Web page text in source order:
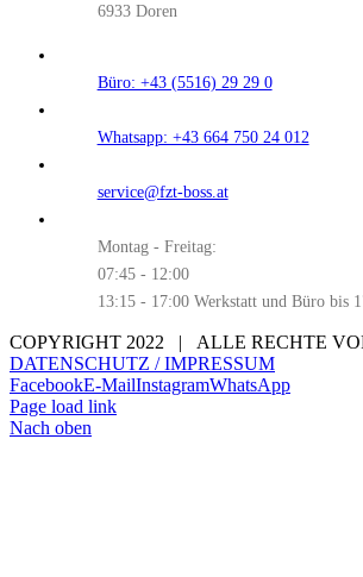
6933 Doren
Büro: +43 (5516) 29 29 0
Whatsapp: +43 664 750 24 012
service@fzt-boss.at
Montag - Freitag:
07:45 - 12:00
13:15 - 17:00 Werkstatt und Büro bis
COPYRIGHT 2022 | ALLE RECHTE
DATENSCHUTZ / IMPRESSUM
FacebookE-MailInstagramWhatsApp
Page load link
Nach oben